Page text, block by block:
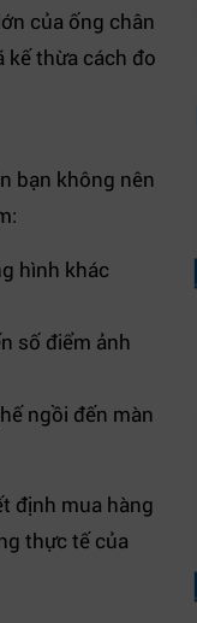
của ống chân
kế thừa cách đo
bạn không nên
hình khác
số điểm ảnh
ngồi đến màn
định mua hàng
thực tế của